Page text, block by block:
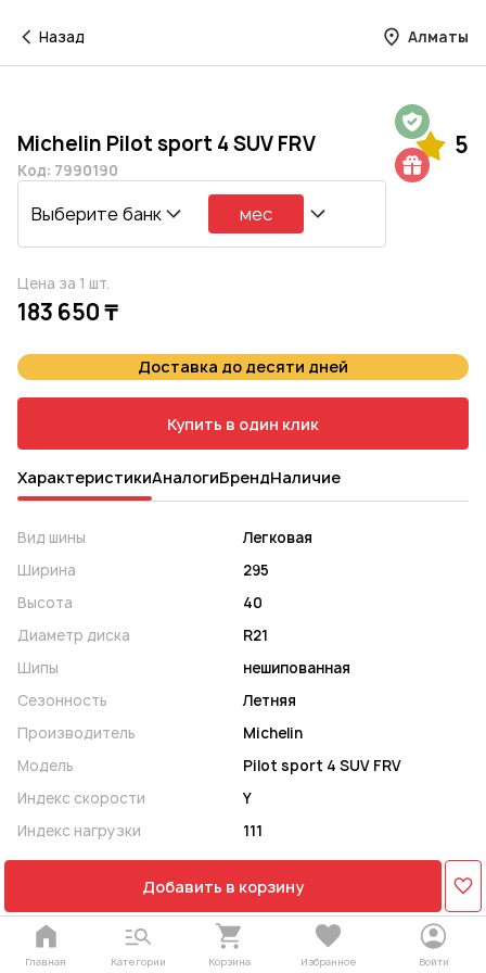
Назад Алматы
Michelin Pilot sport 4 SUV FRV 5
Код: 7990190
Выберите банк мес
Цена за 1 шт.
183 650 ₸
Доставка до десяти дней
Купить в один клик
ХарактеристикиАналогиБрендНаличие
Вид шины
Легковая
Ширина
295
Высота
40
Диаметр диска
R21
Шипы
нешипованная
Сезонность
Летняя
Производитель
Michelin
Модель
Pilot sport 4 SUV FRV
Индекс скорости
Y
Индекс нагрузки
111
Добавить в корзину
Главная Категории Корзина Избранное Войти